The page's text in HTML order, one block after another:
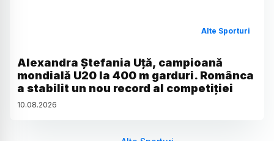
Alte Sporturi
Alexandra Ștefania Uță, campioană
mondială U20 la 400 m garduri. Românca
a stabilit un nou record al competiției
10.08.2026